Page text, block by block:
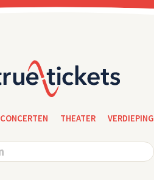
CONCERTEN THEATER VERDIEPING